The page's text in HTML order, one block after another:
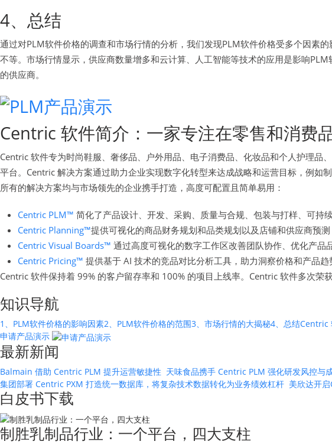
4、总结
通过对PLM软件价格的调查和市场行情的分析，我们发现PLM软件价格受多个因素
不等。市场行情显示，供应商数量增多和云计算、人工智能等技术的应用是影响
的供应商。
Centric 软件简介：一家专注在零售和消费
Centric 软件专为时尚鞋服、奢侈品、户外用品、电子消费品、化妆品和个人护理品
平台。Centric 解决方案通过助力企业实现数字化转型来达成战略和运营目标，例如
所有的解决方案均与市场领先的企业携手打造，高度可配置且简单易用：
Centric PLM™ 简化了产品设计、开发、采购、质量与合规、包装与打样、可持
Centric Planning™提供可视化的商品财务规划和品类规划以及店铺和供应商预
Centric Visual Boards™ 通过高度可视化的数字工作区改善团队协作、优化产品
Centric Pricing™ 提供基于 AI 技术的竞品对比分析工具，助力洞察价格和产品趋
Centric 软件保持着 99% 的客户留存率和 100% 的项目上线率。Centric 软件多次
知识导航
1、PLM软件价格的影响因素2、PLM软件价格的范围3、市场行情的大揭秘4、总结Centric
申请产品演示
最新新闻
Balmain 借助 Centric PLM 提升运营敏捷性 天味食品携手 Centric PLM 强化研发风控与
集团部署 Centric PXM 打造统一数据库，将复杂技术数据转化为业务绩效杠杆 美欣达开
白皮书下载
制胜乳制品行业：一个平台，四大支柱